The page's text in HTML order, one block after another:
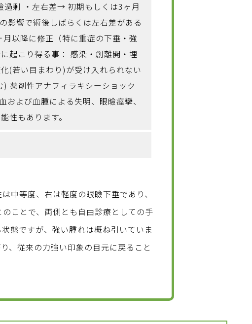
過剰 ・左右差→ 初期もしくは3ヶ月
響で術後しばらくは左右差がある
以降に修正（特に重症の下垂・強
起こり得る事： 感染・創離開・埋
(若い目まわり)が受け入れられない
薬剤性アナフィラキシーショック
よび血腫による失明、眼瞼痙攣、
性もあります。
中等度、右は軽度の眼瞼下垂であり、
ことで、両側とも自由診療としての手
態ですが、強い腫れは概ね引いていま
、従来の力強い印象の目元に戻ること